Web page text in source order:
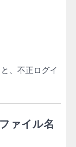
、不正ログイ
ァイル名